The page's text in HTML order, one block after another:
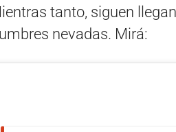
tanto, siguen
nevadas. Mirá: